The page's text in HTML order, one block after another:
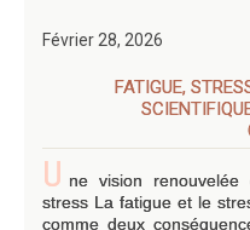
Février 28, 2026
FATIGUE,
U ne vision
stress La fatigue et le
comme deux